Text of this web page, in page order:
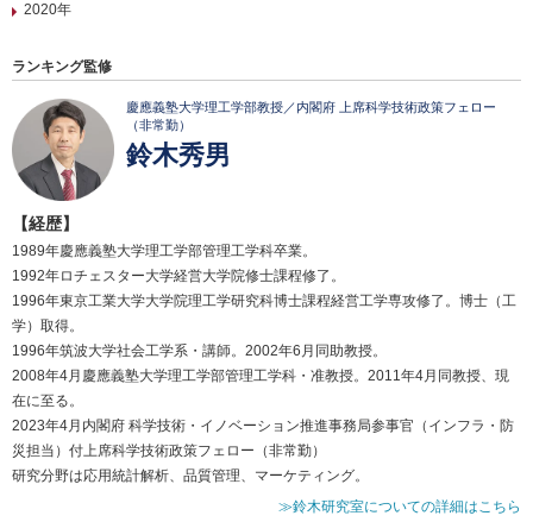
2020年
ランキング監修
慶應義塾大学理工学部教授／内閣府 上席科学技術政策フェロー
（非常勤）
鈴木秀男
【経歴】
1989年慶應義塾大学理工学部管理工学科卒業。
1992年ロチェスター大学経営大学院修士課程修了。
1996年東京工業大学大学院理工学研究科博士課程経営工学専攻修了。博士（工
学）取得。
1996年筑波大学社会工学系・講師。2002年6月同助教授。
2008年4月慶應義塾大学理工学部管理工学科・准教授。2011年4月同教授、現
在に至る。
2023年4月内閣府 科学技術・イノベーション推進事務局参事官（インフラ・防
災担当）付上席科学技術政策フェロー（非常勤）
研究分野は応用統計解析、品質管理、マーケティング。
≫鈴木研究室についての詳細はこちら